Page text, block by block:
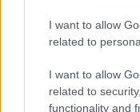
I want to allow
related to
I want to allow
related to
functionality and